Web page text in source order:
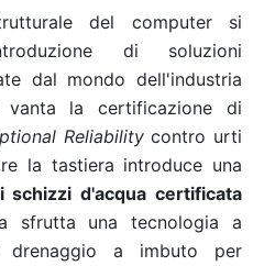
del computer si
di soluzioni
dal mondo dell'industria
vanta la certificazione di
Reliabilitycontro urti
la tastiera introduce una
schizzi d'acqua certificata
sfrutta una tecnologia a
a imbuto per